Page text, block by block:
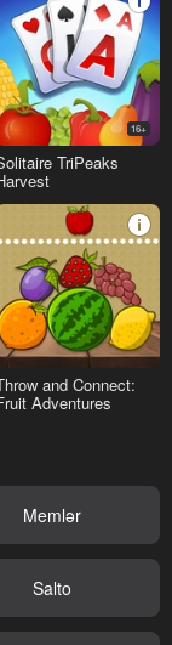
16+
TriPeaks
and Connect:
Adventures
Memlər
Salto